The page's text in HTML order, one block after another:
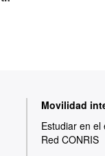
Movilidad
Estudiar en el
Red CONRIS